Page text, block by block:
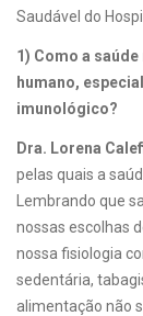
Saudável do
1) Como a
humano,
imunológico?
Dra. Lorena
pelas quais a
Lembrando que
nossas escolhas
nossa fisiologia
sedentária,
alimentação não